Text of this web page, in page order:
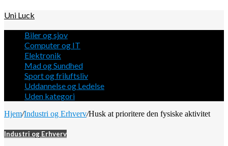
Uni Luck
Biler og sjov
Computer og IT
Elektronik
Mad og Sundhed
Sport og friluftsliv
Uddannelse og Ledelse
Uden kategori
Hjem/Industri og Erhverv/Husk at prioritere den fysiske aktivitet
Industri og Erhverv